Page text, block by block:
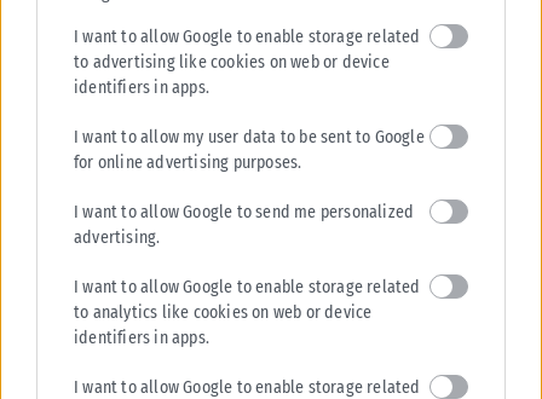
I want to allow Google to enable storage related
to advertising like cookies on web or device
identifiers in apps.
I want to allow my user data to be sent to Google
for online advertising purposes.
I want to allow Google to send me personalized
advertising.
I want to allow Google to enable storage related
to analytics like cookies on web or device
identifiers in apps.
I want to allow Google to enable storage related